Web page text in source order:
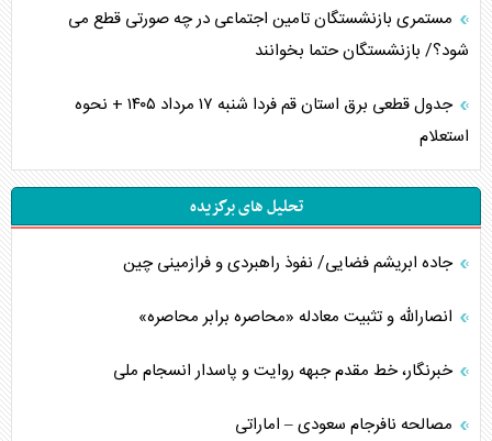
مستمری بازنشستگان تامین اجتماعی در چه صورتی قطع می
شود؟/ بازنشستگان حتما بخوانند
جدول قطعی برق استان قم فردا شنبه ۱۷ مرداد ۱۴۰۵ + نحوه
استعلام
تحلیل های برگزیده
جاده ابریشم فضایی/ نفوذ راهبردی و فرازمینی چین
انصارالله و تثبیت معادله «محاصره برابر محاصره»
خبرنگار، خط مقدم جبهه روایت و پاسدار انسجام ملی
مصالحه نافرجام سعودی – اماراتی